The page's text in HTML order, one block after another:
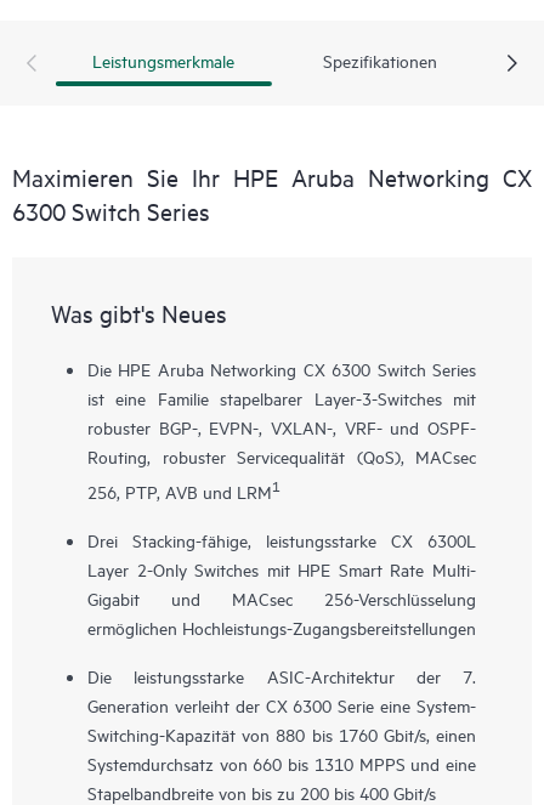
Leistungsmerkmale Spezifikationen
Maximieren Sie Ihr HPE Aruba Networking CX
6300 Switch Series
Was gibt's Neues
Die HPE Aruba Networking CX 6300 Switch Series
ist eine Familie stapelbarer Layer-3-Switches mit
robuster BGP-, EVPN-, VXLAN-, VRF- und OSPF-
Routing, robuster Servicequalität (QoS), MACsec
256, PTP, AVB und LRM1
Drei Stacking-fähige, leistungsstarke CX 6300L
Layer 2-Only Switches mit HPE Smart Rate Multi-
Gigabit und MACsec 256-Verschlüsselung
ermöglichen Hochleistungs-Zugangsbereitstellungen
Die leistungsstarke ASIC-Architektur der 7.
Generation verleiht der CX 6300 Serie eine System-
Switching-Kapazität von 880 bis 1760 Gbit/s, einen
Systemdurchsatz von 660 bis 1310 MPPS und eine
Stapelbandbreite von bis zu 200 bis 400 Gbit/s